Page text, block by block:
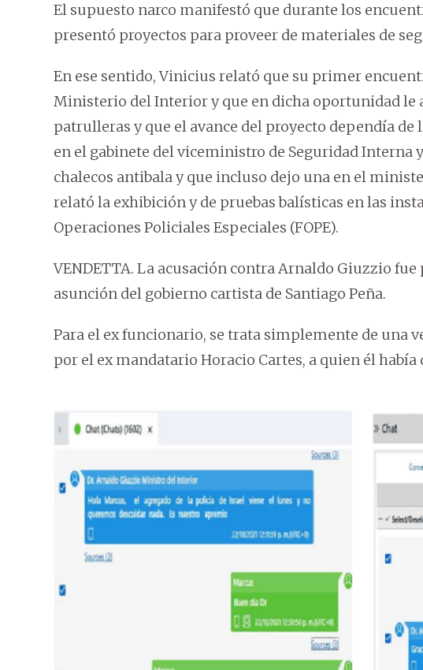
El supuesto narco manifestó que durante los
presentó proyectos para proveer de materiales de
En ese sentido, Vinicius relató que su primer
Ministerio del Interior y que en dicha oportunidad le
patrulleras y que el avance del proyecto dependía
en el gabinete del viceministro de Seguridad Interna
chalecos antibala y que incluso dejo una en el
relató la exhibición y de pruebas balísticas en las
Operaciones Policiales Especiales (FOPE).
VENDETTA. La acusación contra Arnaldo Giuzzio fue
asunción del gobierno cartista de Santiago Peña.
Para el ex funcionario, se trata simplemente de una
por el ex mandatario Horacio Cartes, a quien él había